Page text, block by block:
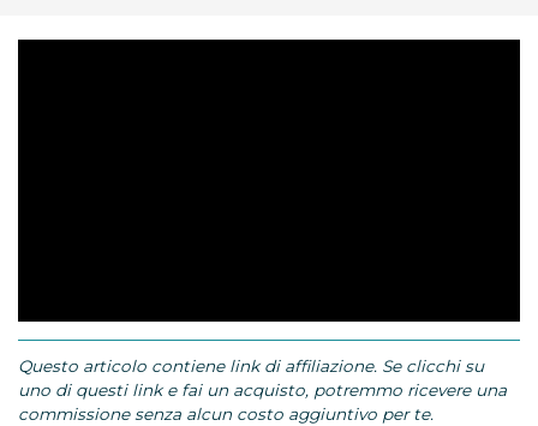
Questo articolo contiene link di affiliazione. Se clicchi su
uno di questi link e fai un acquisto, potremmo ricevere una
commissione senza alcun costo aggiuntivo per te.